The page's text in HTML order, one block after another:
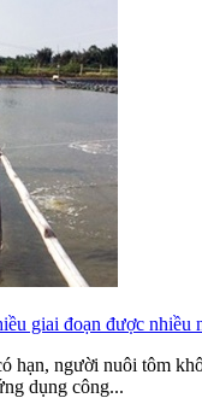
giai đoạn được nhiều
hạn, người nuôi tôm
dụng công...